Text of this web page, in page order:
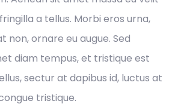
a tellus. Morbi eros urna,
non, ornare eu augue. Sed
diam tempus, et tristique est
sectur at dapibus id, luctus at
tristique.